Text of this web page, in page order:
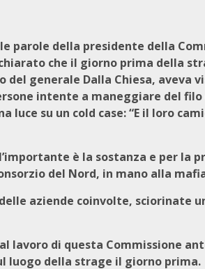
parole della presidente della
che il giorno prima della
del generale Dalla Chiesa,
intente a maneggiare del
su un cold case: “E il loro
è la sostanza e per la
del Nord, in mano alla
aziende coinvolte, sciorinate
lavoro di questa Commissione
luogo della strage il giorno prima.